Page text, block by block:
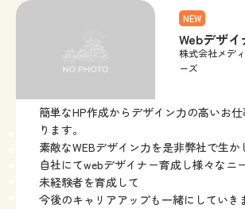
NEW
Webデザイ
株式会社メデ
ーズ
簡単なHP作成からデザイン力の高いお
ります。
素敵なWEBデザイン力を是非弊社で生か
自社にてwebデザイナー育成し様々なニ
未経験者を育成して
今後のキャリアアップも一緒にしていき